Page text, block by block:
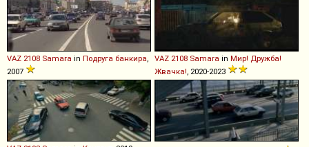
VAZ 2108 Samara in Подруга банкира
2007
VAZ 2108 Samara in Мир! Дружба!
Жвачка! , 2020-2023